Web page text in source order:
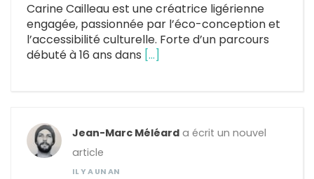
Carine Cailleau est une créatrice ligérienne
engagée, passionnée par l’éco-conception et
l’accessibilité culturelle. Forte d’un parcours
débuté à 16 ans dans […]
Jean-Marc Méléard a écrit un nouvel
article
IL Y A UN AN